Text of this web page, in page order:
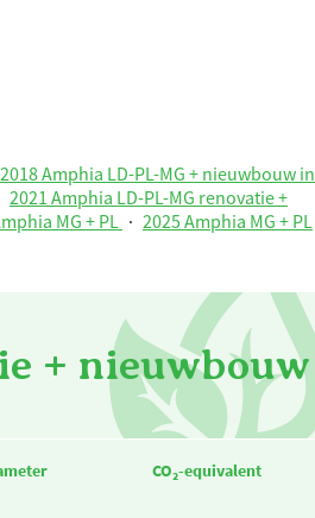
2018 Amphia LD-PL-MG + nieuwbouw in
2021 Amphia LD-PL-MG renovatie +
MG + PL · 2025 Amphia MG + PL
+ nieuwbouw
CO₂-equivalent